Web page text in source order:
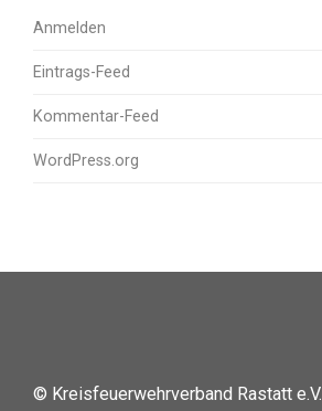
Anmelden
Eintrags-Feed
Kommentar-Feed
WordPress.org
© Kreisfeuerwehrverband Rastatt e.V.